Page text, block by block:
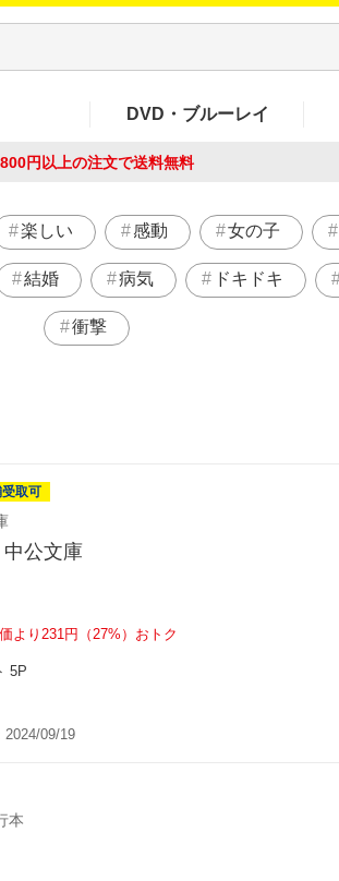
DVD・ブルーレイ
円以上の注文で送料無料
楽しい 感動 女の子
結婚 病気 ドキドキ
衝撃
受取可
公文庫
より231円（27%）おトク
5P
2024/09/19
本